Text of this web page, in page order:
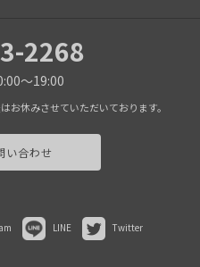
2268
～19:00
休みさせていただいております。
い合わせ
LINE Twitter